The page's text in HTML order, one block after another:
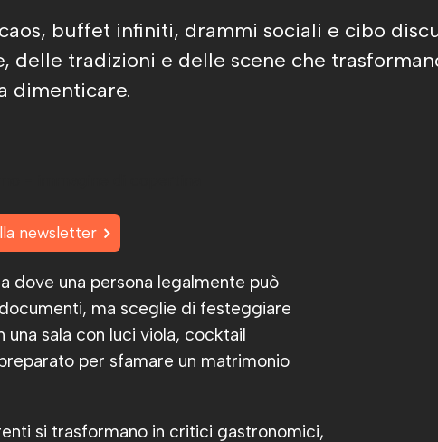
buffet infiniti, drammi sociali e cibo
delle tradizioni e delle scene che
dimenticare.
newsletter
dove una persona legalmente può
ma sceglie di festeggiare
sala con luci viola, cocktail
per sfamare un matrimonio
si trasformano in critici gastronomici,